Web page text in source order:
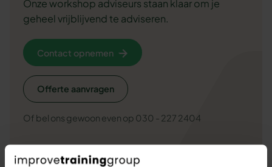
Onze workshop adviseurs staan klaar om je
geheel vrijblijvend te adviseren.
Contact opnemen
Offerte aanvragen
Of bel ons gewoon even op 030 - 227 2404